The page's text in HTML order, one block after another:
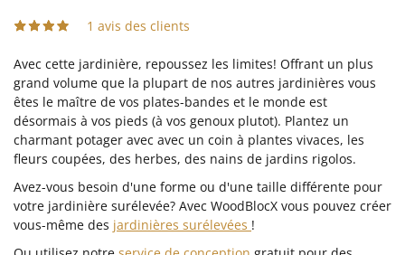
1 avis des clients
Avec cette jardinière, repoussez les limites! Offrant un plus
grand volume que la plupart de nos autres jardinières vous
êtes le maître de vos plates-bandes et le monde est
désormais à vos pieds (à vos genoux plutot). Plantez un
charmant potager avec avec un coin à plantes vivaces, les
fleurs coupées, des herbes, des nains de jardins rigolos.
Avez-vous besoin d'une forme ou d'une taille différente pour
votre jardinière surélevée? Avec WoodBlocX vous pouvez créer
vous-même des jardinières surélevées !